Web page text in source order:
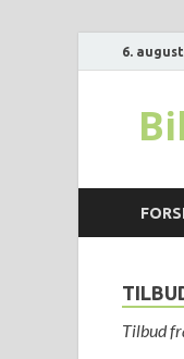
6.
Tilbud